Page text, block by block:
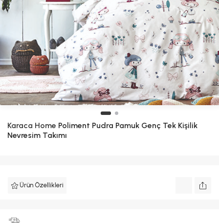
Karaca Home Poliment Pudra Pamuk Genç Tek Kişilik
Nevresim Takımı
Ürün Özellikleri